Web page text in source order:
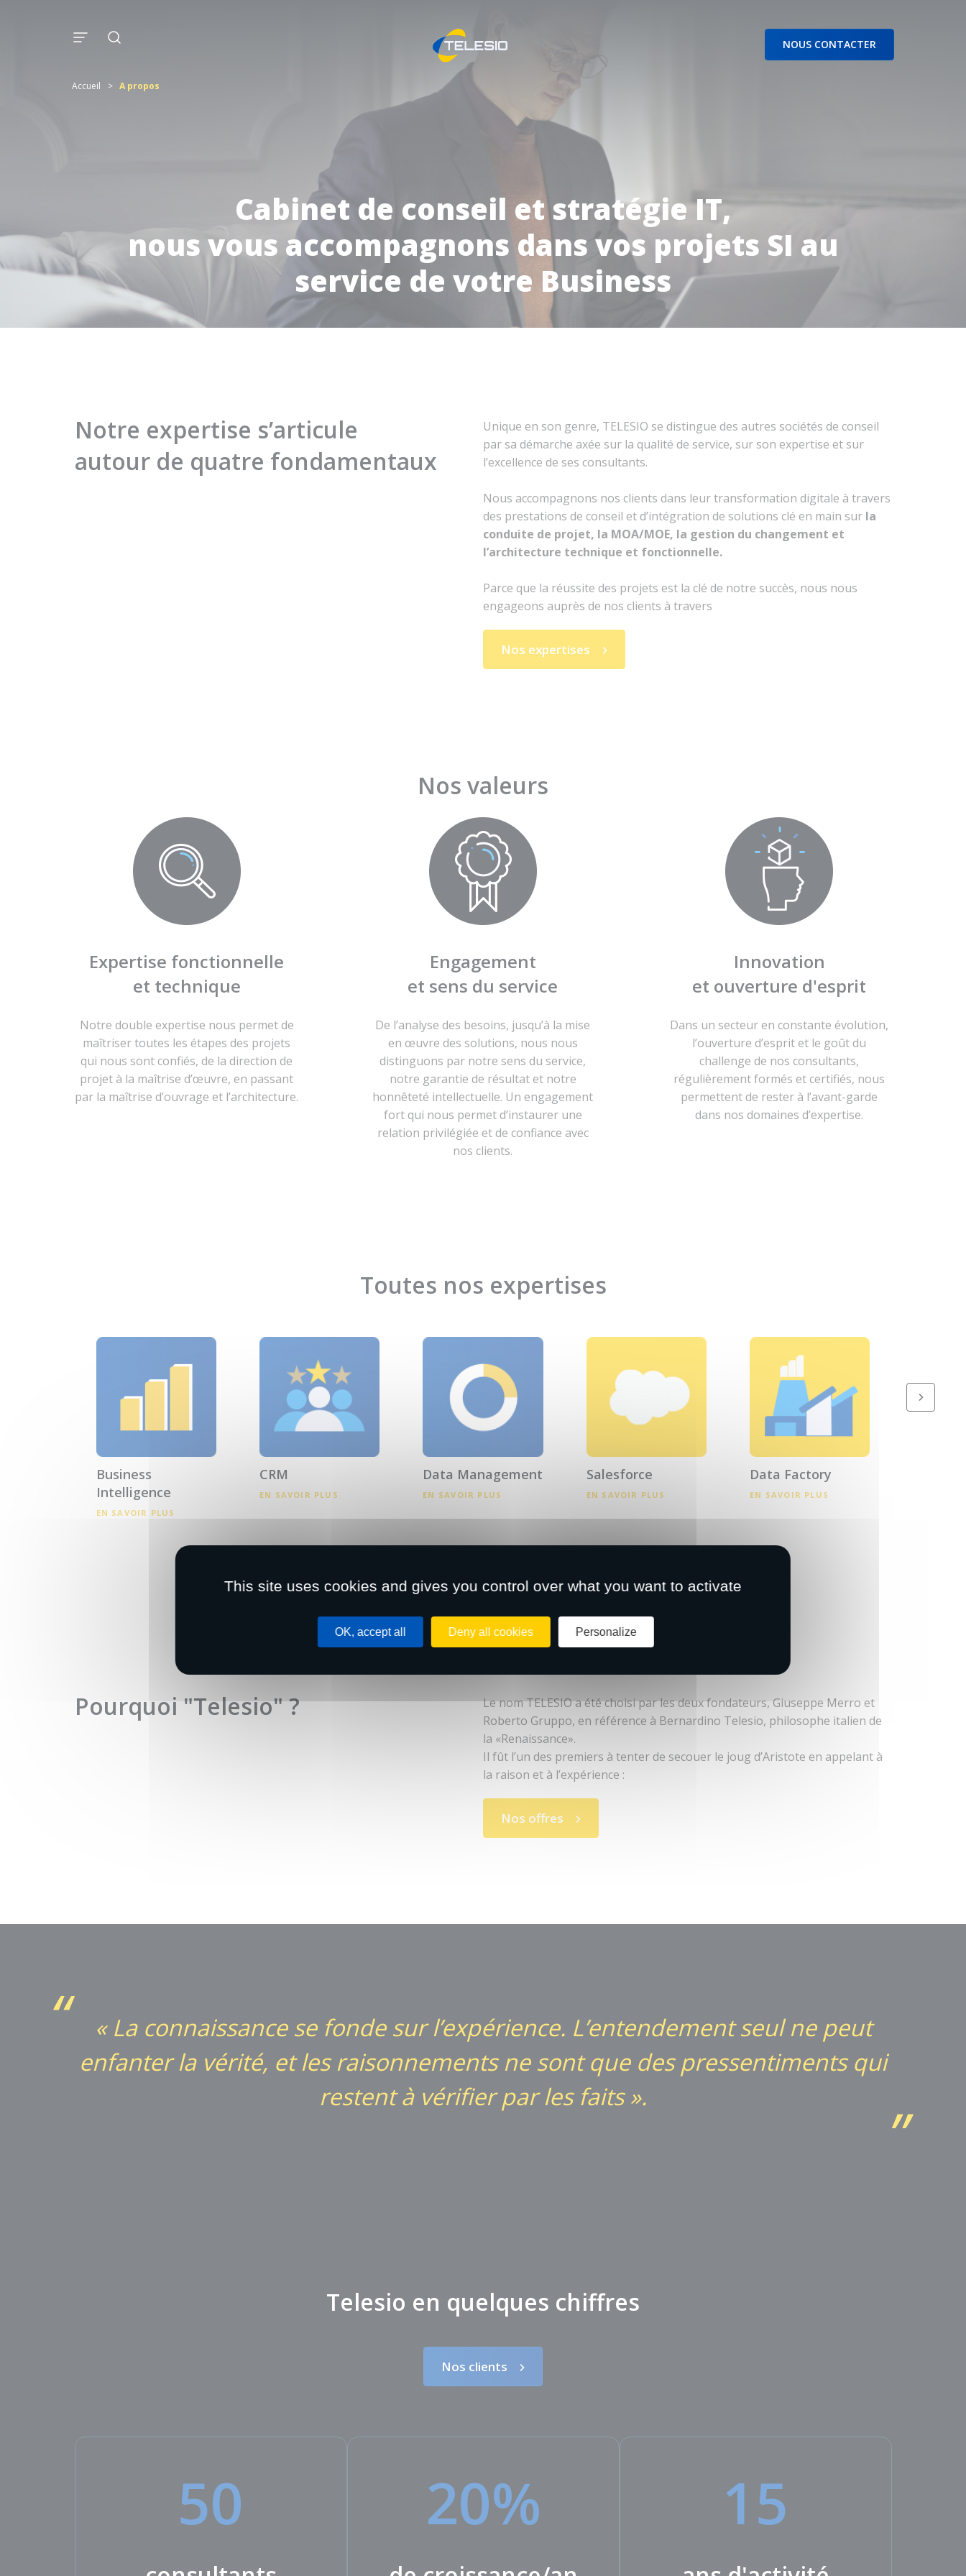
NOUS CONTACTER
Accueil > A propos
Cabinet de conseil et stratégie IT,
nous vous accompagnons dans vos projets SI au
service de votre Business
Notre expertise s’articule
autour de quatre fondamentaux
Unique en son genre, TELESIO se distingue des autres sociétés de conseil
par sa démarche axée sur la qualité de service, sur son expertise et sur
l’excellence de ses consultants.
Nous accompagnons nos clients dans leur transformation digitale à travers
des prestations de conseil et d’intégration de solutions clé en main sur la
conduite de projet, la MOA/MOE, la gestion du changement et
l’architecture technique et fonctionnelle.
Parce que la réussite des projets est la clé de notre succès, nous nous
engageons auprès de nos clients à travers
Nos expertises
Nos valeurs
Expertise fonctionnelle
et technique
Notre double expertise nous permet de
maîtriser toutes les étapes des projets
qui nous sont confiés, de la direction de
projet à la maîtrise d’œuvre, en passant
par la maîtrise d’ouvrage et l’architecture.
Engagement
et sens du service
De l’analyse des besoins, jusqu’à la mise
en œuvre des solutions, nous nous
distinguons par notre sens du service,
notre garantie de résultat et notre
honnêteté intellectuelle. Un engagement
fort qui nous permet d’instaurer une
relation privilégiée et de confiance avec
nos clients.
Innovation
et ouverture d'esprit
Dans un secteur en constante évolution,
l’ouverture d’esprit et le goût du
challenge de nos consultants,
régulièrement formés et certifiés, nous
permettent de rester à l’avant-garde
dans nos domaines d’expertise.
Toutes nos expertises
Business
Intelligence
EN SAVOIR PLUS
CRM
EN SAVOIR PLUS
Data Management
EN SAVOIR PLUS
Salesforce
EN SAVOIR PLUS
Data Factory
EN SAVOIR PLUS
Pourquoi "Telesio" ?
Le nom TELESIO a été choisi par les deux fondateurs, Giuseppe Merro et
Roberto Gruppo, en référence à Bernardino Telesio, philosophe italien de
la «Renaissance».
Il fût l’un des premiers à tenter de secouer le joug d’Aristote en appelant à
la raison et à l’expérience :
Nos offres
« La connaissance se fonde sur l’expérience. L’entendement seul ne peut
enfanter la vérité, et les raisonnements ne sont que des pressentiments qui
restent à vérifier par les faits ».
Telesio en quelques chiffres
Nos clients
50 20% 15
This site uses cookies and gives you control over what you want to activate
OK, accept all Deny all cookies Personalize